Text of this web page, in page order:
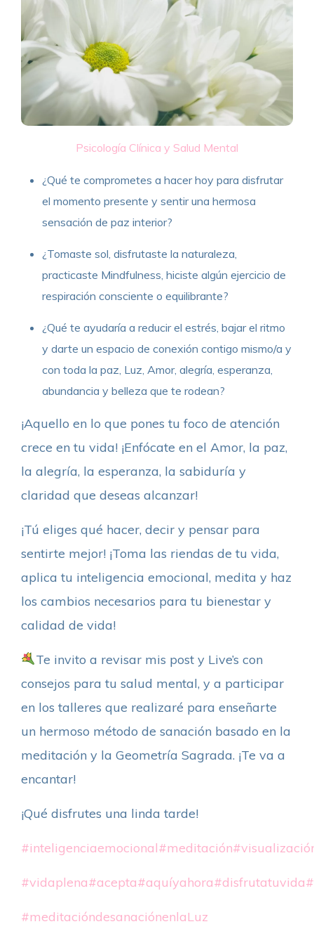
Psicología Clínica y Salud Mental
¿Qué te comprometes a hacer hoy para disfrutar
el momento presente y sentir una hermosa
sensación de paz interior?
¿Tomaste sol, disfrutaste la naturaleza,
practicaste Mindfulness, hiciste algún ejercicio de
respiración consciente o equilibrante?
¿Qué te ayudaría a reducir el estrés, bajar el ritmo
y darte un espacio de conexión contigo mismo/a y
con toda la paz, Luz, Amor, alegría, esperanza,
abundancia y belleza que te rodean?
¡Aquello en lo que pones tu foco de atención
crece en tu vida! ¡Enfócate en el Amor, la paz,
la alegría, la esperanza, la sabiduría y
claridad que deseas alcanzar!
¡Tú eliges qué hacer, decir y pensar para
sentirte mejor! ¡Toma las riendas de tu vida,
aplica tu inteligencia emocional, medita y haz
los cambios necesarios para tu bienestar y
calidad de vida!
Te invito a revisar mis post y Live’s con
consejos para tu salud mental, y a participar
en los talleres que realizaré para enseñarte
un hermoso método de sanación basado en la
meditación y la Geometría Sagrada. ¡Te va a
encantar!
¡Qué disfrutes una linda tarde!
#inteligenciaemocional#meditación
#vidaplena#acepta#aquíyahora#disfrutatuvida
#meditacióndesanaciónenlaLuz